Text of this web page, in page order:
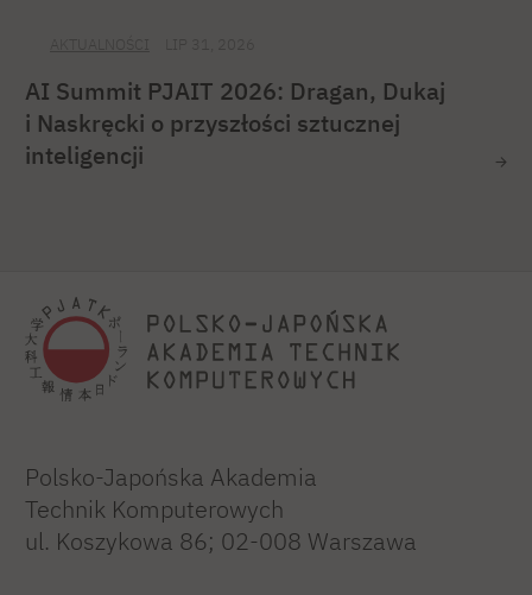
AI Summit PJAIT 2026: Dragan, Dukaj
i Naskręcki o przyszłości sztucznej
inteligencji
Polsko-Japońska Akademia
Technik Komputerowych
ul. Koszykowa 86; 02-008 Warszawa